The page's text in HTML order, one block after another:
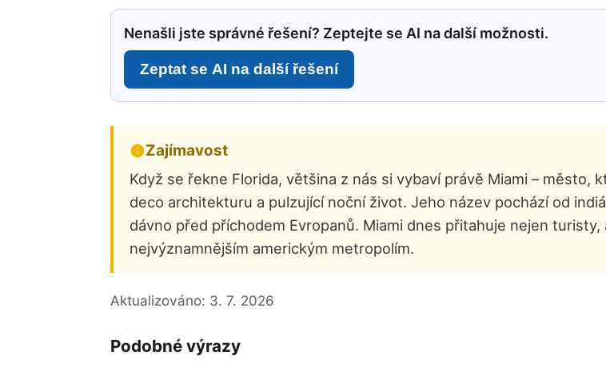
Nenašli jste správné řešení? Zeptejte se AI na další možnosti.
Zeptat se AI na další řešení
Zajímavost
Když se řekne Florida, většina z nás si vybaví právě Miami – město,
deco architekturu a pulzující noční život. Jeho název pochází od
dávno před příchodem Evropanů. Miami dnes přitahuje nejen
nejvýznamnějším americkým metropolím.
Aktualizováno: 3. 7. 2026
Podobné výrazy